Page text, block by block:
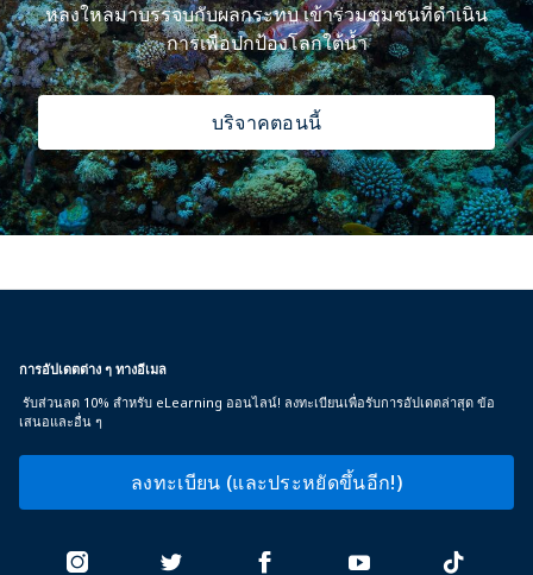
หลงใหลมาบรรจบกับผลกระทบ เข้าร่วมชุมชนที่ดำเนิน
การเพื่อปกป้องโลกใต้น้ำ
บริจาคตอนนี้
การอัปเดตต่าง ๆ ทางอีเมล
รับส่วนลด 10% สำหรับ eLearning ออนไลน์! ลงทะเบียนเพื่อรับการอัปเดตล่าสุด ข้อ
เสนอและอื่น ๆ
ลงทะเบียน (และประหยัดขึ้นอีก!)